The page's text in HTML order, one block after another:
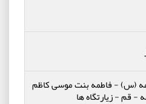
(س)-فاطمه بنت موسی کاظم
-قم-زیارتگاه ها